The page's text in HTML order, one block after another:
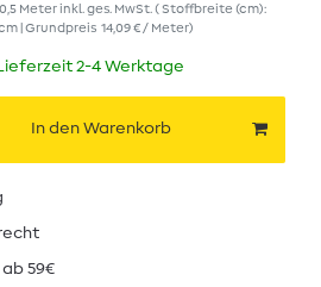
0,5 Meterinkl. ges. MwSt. ( Stoffbreite (cm):
| Grundpreis 14,09 € / Meter)
2-4 Werktage
In den Warenkorb
59€